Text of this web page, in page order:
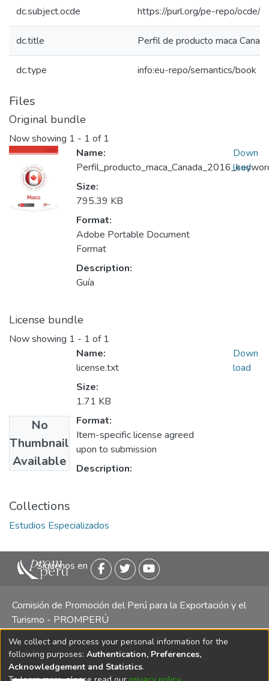
dc.subject.ocde https://purl.org/pe-repo/ocde/
dc.title Perfil de producto maca
dc.type info:eu-repo/semantics/book
Files
Original bundle
Now showing 1 - 1 of 1
Name:
Size:
795.39 KB
Format:
Adobe Portable Document
Format
Description:
Guía
Down
load
License bundle
Now showing 1 - 1 of 1
No
Thumbnail
Available
Name:
license.txt
Size:
1.71 KB
Format:
Item-specific license agreed
upon to submission
Description:
Down
load
Collections
Estudios Especializados
Siguenos en
Comisión de Promoción del Perú para la Exportación y el
Turismo - PROMPERÚ
Central telefónica: (511) 616 7300 / 616 7400 Calle Uno
Oeste 50, Edificio Mincetur, Pisos 13 y 14, San Isidro -
Lima
We collect and process your personal information for the
following purposes: Authentication, Preferences,
Acknowledgement and Statistics.